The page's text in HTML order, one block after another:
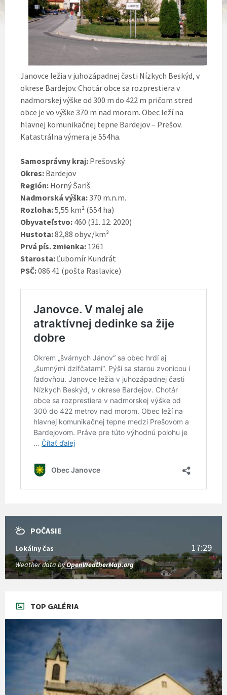
Janovce ležia v juhozápadnej časti Nízkych Beskýd, v
okrese Bardejov. Chotár obce sa rozprestiera v
nadmorskej výške od 300 m do 422 m pričom stred
obce je vo výške 370 m nad morom. Obec leží na
hlavnej komunikačnej tepne Bardejov – Prešov.
Katastrálna výmera je 554ha.
Samosprávny kraj: Prešovský
Okres: Bardejov
Región: Horný Šariš
Nadmorská výška:370 m.n.m.
Rozloha:5,55 km² (554 ha)
Obyvateľstvo: 460 (31. 12. 2020)
Hustota:82,88 obyv./km²
Prvá pís. zmienka: 1261
Starosta: Ľubomír Kundrát
PSČ:086 41 (pošta Raslavice)
POČASIE
Lokálny čas 17:29
Weather data byOpenWeatherMap.org
TOP GALÉRIA